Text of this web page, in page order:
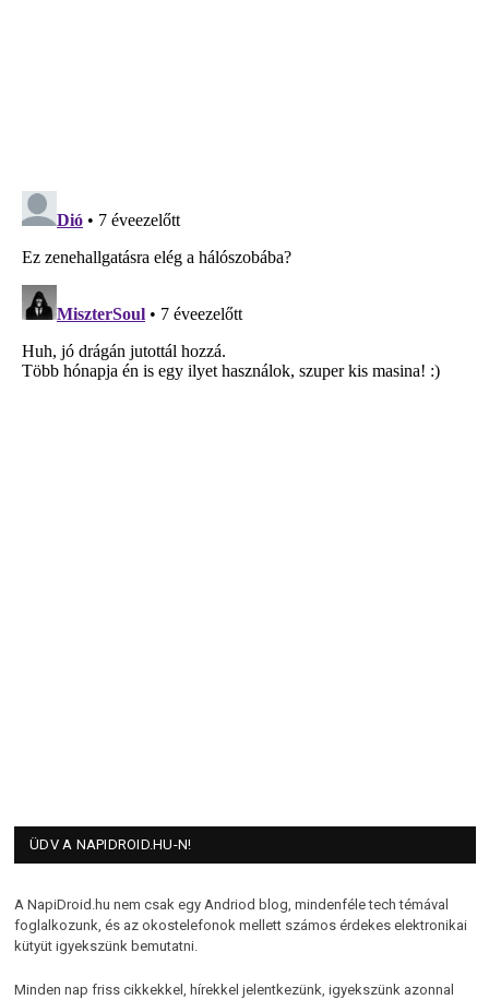
ÜDV A NAPIDROID.HU-N!
A NapiDroid.hu nem csak egy Andriod blog, mindenféle tech témával
foglalkozunk, és az okostelefonok mellett számos érdekes elektronikai
kütyüt igyekszünk bemutatni.
Minden nap friss cikkekkel, hírekkel jelentkezünk, igyekszünk azonnal